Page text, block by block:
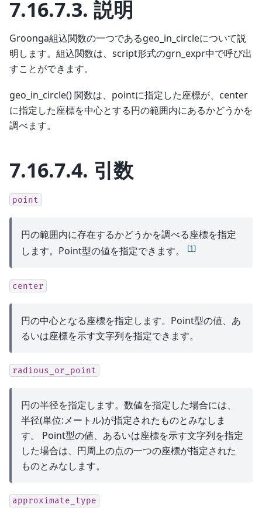
7.16.7.3. 説明
Groonga組込関数の一つであるgeo_in_circleについて説
明します。組込関数は、script形式のgrn_expr中で呼び出
すことができます。
geo_in_circle() 関数は、pointに指定した座標が、center
に指定した座標を中心とする円の範囲内にあるかどうかを
調べます。
7.16.7.4. 引数
point
円の範囲内に存在するかどうかを調べる座標を指定
します。Point型の値を指定できます。
[1]
center
円の中心となる座標を指定します。Point型の値、あ
るいは座標を示す文字列を指定できます。
radious_or_point
円の半径を指定します。数値を指定した場合には、
半径(単位:メートル)が指定されたものとみなしま
す。 Point型の値、あるいは座標を示す文字列を指定
した場合は、円周上の点の一つの座標が指定された
ものとみなします。
approximate_type